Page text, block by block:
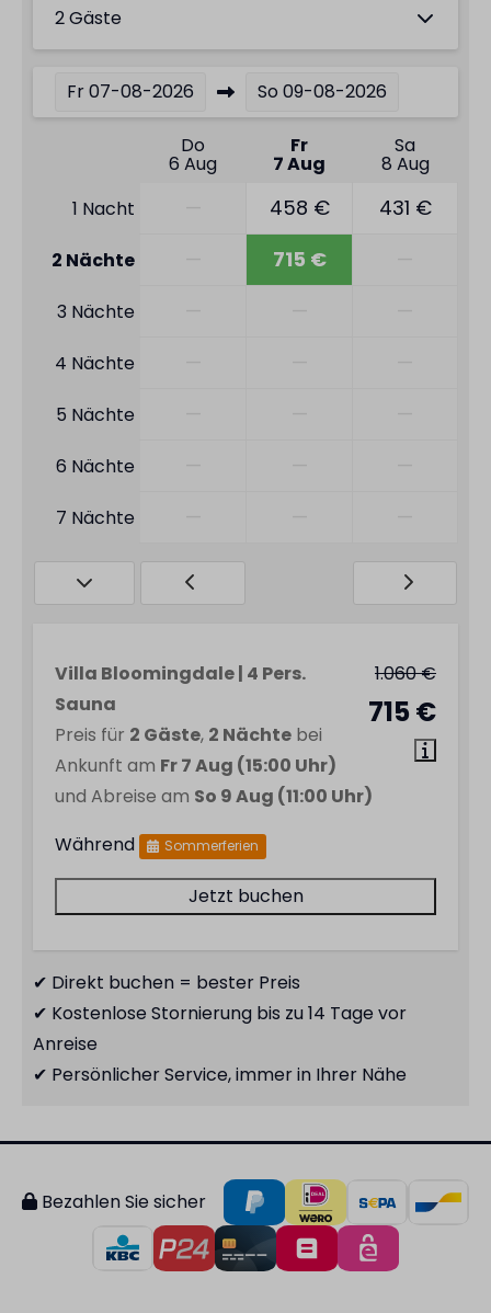
2 Gäste
Fr07-08-2026 So 09-08-2026
Do
6 Aug
Fr
7 Aug
Sa
8 Aug
1 Nacht
458 € 431 €
2 Nächte 715 €
3 Nächte
4 Nächte
5 Nächte
6 Nächte
7 Nächte
1.060 €
715 €
Villa Bloomingdale | 4 Pers.
Sauna
Preis für 2 Gäste, 2 Nächte bei
Ankunft am Fr 7 Aug (15:00 Uhr)
und Abreise am So 9 Aug (11:00 Uhr)
Während
Sommerferien
Jetzt buchen
✔ Direkt buchen = bester Preis
✔ Kostenlose Stornierung bis zu 14 Tage vor
Anreise
✔ Persönlicher Service, immer in Ihrer Nähe
Bezahlen Sie sicher